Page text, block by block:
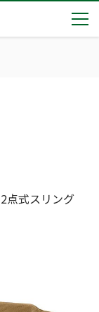
いました！
点式スリング